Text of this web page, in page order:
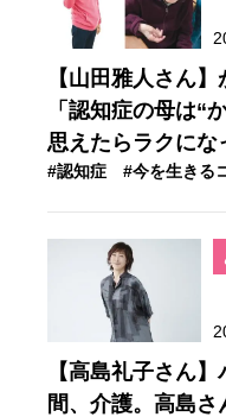
【山田雅人さん
「認知症の母は“
思えたらラクにな
#認知症 #今を生きる
【高島礼子さん
間、介護。高島